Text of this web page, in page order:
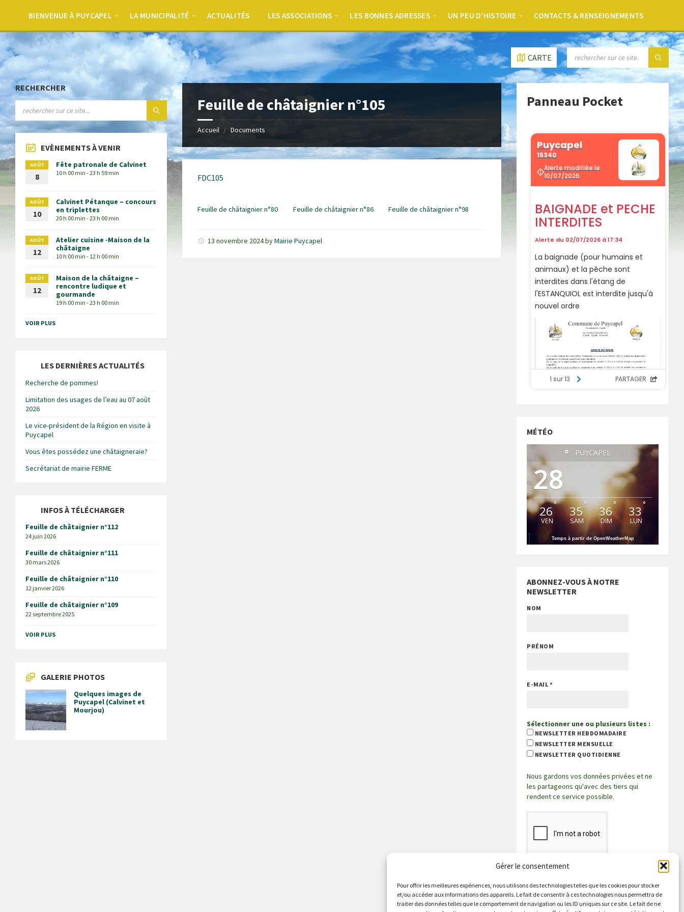
Gérer le consentement
Pour offrir les meilleures expériences, nous utilisons des technologies telles que les cookies pour stocker
et/ou accéder aux informations des appareils. Le fait de consentir à ces technologies nous permettra de
traiter des données telles que le comportement de navigation ou les ID uniques sur ce site. Le fait de ne
BIENVENUE À PUYCAPEL LA MUNICIPALITÉ ACTUALITÉS LES ASSOCIATIONS LES BONNES ADRESSES UN PEU D’HISTOIRE CONTACTS & RENSEIGNEMENTS
CARTE
Feuille de châtaignier n°105
Accueil Documents
FDC105
Feuille de châtaignier n°80 Feuille de châtaignier n°86 Feuille de châtaignier n°98
13 novembre 2024byMairie Puycapel
RECHERCHER
EVÈNEMENTS À VENIR
AOÛT
8
Fête patronale de Calvinet
10 h 00 min - 23 h 59 min
AOÛT
10
Calvinet Pétanque – concours
en triplettes
20 h 00 min - 23 h 00 min
AOÛT
12
Atelier cuisine -Maison de la
châtaigne
10 h 00 min - 12 h 00 min
AOÛT
12
Maison de la châtaigne –
rencontre ludique et
gourmande
19 h 00 min - 23 h 00 min
VOIR PLUS
LES DERNIÈRES ACTUALITÉS
Recherche de pommes!
Limitation des usages de l’eau au 07 août
2026
Le vice-président de la Région en visite à
Puycapel
Vous êtes possédez une châtaigneraie?
Secrétariat de mairie FERME
INFOS À TÉLÉCHARGER
Feuille de châtaignier n°112
24 juin 2026
Feuille de châtaignier n°111
30 mars 2026
Feuille de châtaignier n°110
12 janvier 2026
Feuille de châtaignier n°109
22 septembre 2025
VOIR PLUS
GALERIE PHOTOS
Quelques images de
Puycapel (Calvinet et
Mourjou)
Panneau Pocket
MÉTÉO
PUYCAPEL
28
°
26°
VEN
35°
SAM
36°
DIM
33°
LUN
Temps à partir de OpenWeatherMap
ABONNEZ-VOUS À NOTRE
NEWSLETTER
NOM
PRÉNOM
E-MAIL *
Sélectionner une ou plusieurs listes :
NEWSLETTER HEBDOMADAIRE
NEWSLETTER MENSUELLE
NEWSLETTER QUOTIDIENNE
Nous gardons vos données privées et ne
les partageons qu'avec des tiers qui
rendent ce service possible.